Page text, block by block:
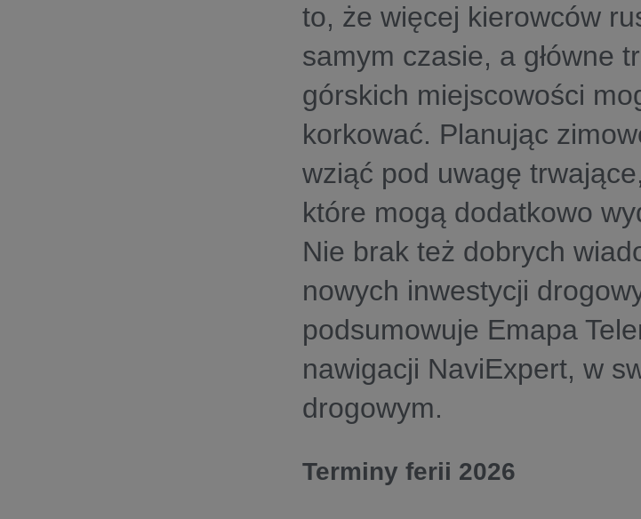
to, że więcej kierowców
samym czasie, a główne
górskich miejscowości
korkować. Planując
wziąć pod uwagę
które mogą dodatkowo
Nie brak też dobrych
nowych inwestycji
podsumowuje Emapa
nawigacji NaviExpert, w
drogowym.
Terminy ferii 2026